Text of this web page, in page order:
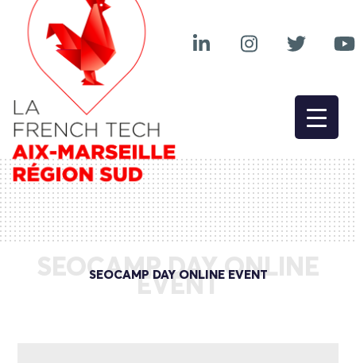
SEOCAMP DAY ONLINE
EVENT
SEOCAMP DAY ONLINE EVENT